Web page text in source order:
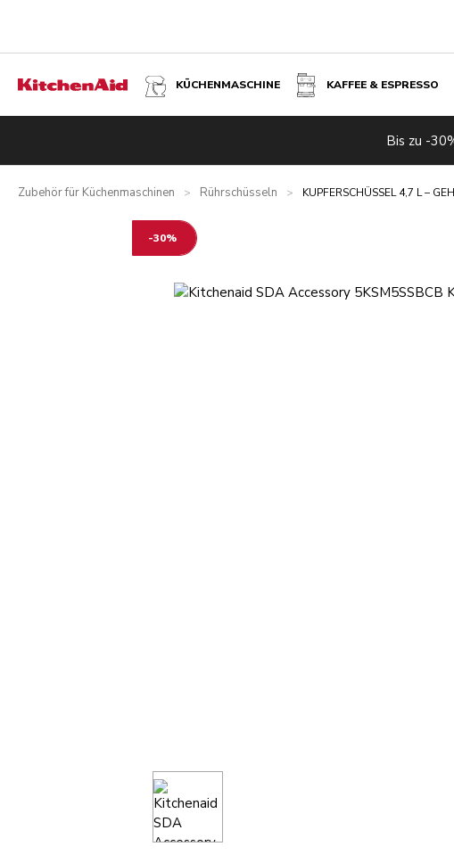
KÜCHENMASCHINE KAFFEE & ESPRESSO
Bis zu -
Zubehör für Küchenmaschinen > Rührschüsseln > KUPFERSCHÜSSEL 4,7 L –
Technische Daten
-30%